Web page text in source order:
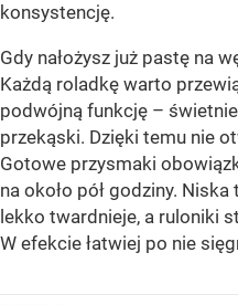
konsystencję.
Gdy nałożysz już pastę na
Każdą roladkę warto
podwójną funkcję –
przekąski. Dzięki temu nie
Gotowe przysmaki
na około pół godziny.
lekko twardnieje, a ruloniki
W efekcie łatwiej po nie